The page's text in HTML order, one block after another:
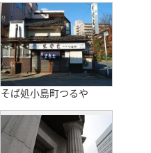
そば処小島町つるや